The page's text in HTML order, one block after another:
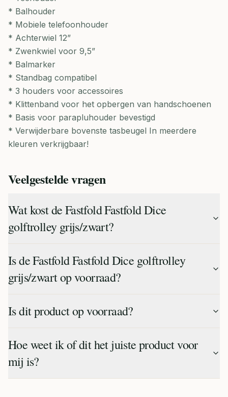
* Balhouder
* Mobiele telefoonhouder
* Achterwiel 12”
* Zwenkwiel voor 9,5”
* Balmarker
* Standbag compatibel
* 3 houders voor accessoires
* Klittenband voor het opbergen van handschoenen
* Basis voor parapluhouder bevestigd
* Verwijderbare bovenste tasbeugel In meerdere
kleuren verkrijgbaar!
Veelgestelde vragen
Wat kost de Fastfold Fastfold Dice
golftrolley grijs/zwart?
Is de Fastfold Fastfold Dice golftrolley
grijs/zwart op voorraad?
Is dit product op voorraad?
Hoe weet ik of dit het juiste product voor
mij is?